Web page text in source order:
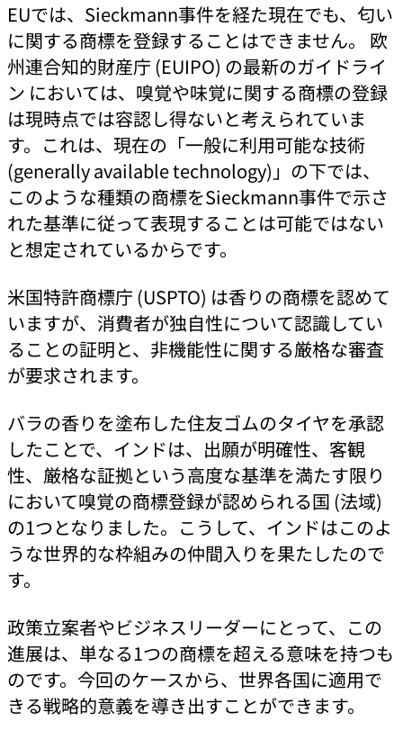
EUでは、Sieckmann事件を経た現在でも、匂い
に関する商標を登録することはできません。 欧
州連合知的財産庁 (EUIPO) の最新のガイドライ
ン においては、嗅覚や味覚に関する商標の登録
は現時点では容認し得ないと考えられていま
す。これは、現在の「一般に利用可能な技術
(generally available technology)」の下では、
このような種類の商標をSieckmann事件で示さ
れた基準に従って表現することは可能ではない
と想定されているからです。
米国特許商標庁 (USPTO) は香りの商標を認めて
いますが、消費者が独自性について認識してい
ることの証明と、非機能性に関する厳格な審査
が要求されます。
バラの香りを塗布した住友ゴムのタイヤを承認
したことで、インドは、出願が明確性、客観
性、厳格な証拠という高度な基準を満たす限り
において嗅覚の商標登録が認められる国 (法域)
の1つとなりました。こうして、インドはこのよ
うな世界的な枠組みの仲間入りを果たしたので
す。
政策立案者やビジネスリーダーにとって、この
進展は、単なる1つの商標を超える意味を持つも
のです。今回のケースから、世界各国に適用で
きる戦略的意義を導き出すことができます。